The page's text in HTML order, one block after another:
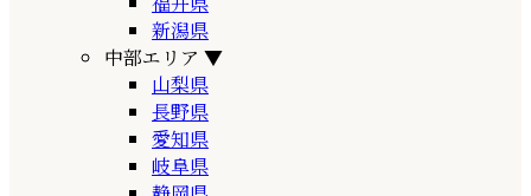
新潟県
中部エリア ▼
山梨県
長野県
愛知県
岐阜県